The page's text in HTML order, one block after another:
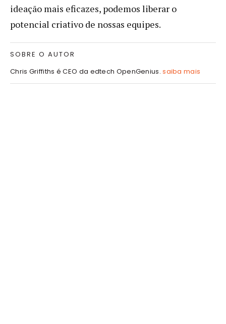
ideação mais eficazes, podemos liberar o
potencial criativo de nossas equipes.
SOBRE O AUTOR
Chris Griffiths é CEO da edtech OpenGenius.saiba mais